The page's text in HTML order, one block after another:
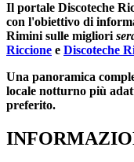
Il portale Discoteche
con l'obiettivo di
Rimini sulle migliori
Riccione e Discoteche
Una panoramica
locale notturno più
preferito.